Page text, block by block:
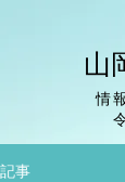
山
情
記事